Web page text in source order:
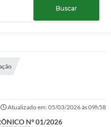
Atualizado em: 05/03/2026 às 09h58
Nº 01/2026